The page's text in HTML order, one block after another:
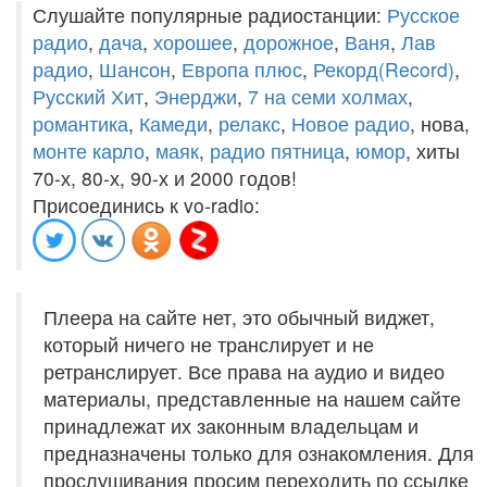
Слушайте популярные радиостанции: Русское
радио, дача, хорошее, дорожное, Ваня, Лав
радио, Шансон, Европа плюс, Рекорд(Record),
Русский Хит, Энерджи, 7 на семи холмах,
романтика, Камеди, релакс, Новое радио, нова,
монте карло, маяк, радио пятница, юмор, хиты
70-х, 80-х, 90-х и 2000 годов!
Присоединись к vo-radio:
Плеера на сайте нет, это обычный виджет,
который ничего не транслирует и не
ретранслирует. Все права на аудио и видео
материалы, представленные на нашем сайте
принадлежат их законным владельцам и
предназначены только для ознакомления. Для
прослушивания просим переходить по ссылке